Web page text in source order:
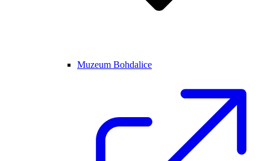
Muzeum Bohdalice